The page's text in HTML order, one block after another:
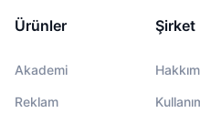
Ürünler
Akademi
Reklam
Şirket